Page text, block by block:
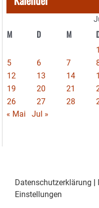
M D M
1
5
6 7
12
13 14
19
20 21
26
27 28
« Mai
Jul »
Datenschutzerklärung
Einstellungen